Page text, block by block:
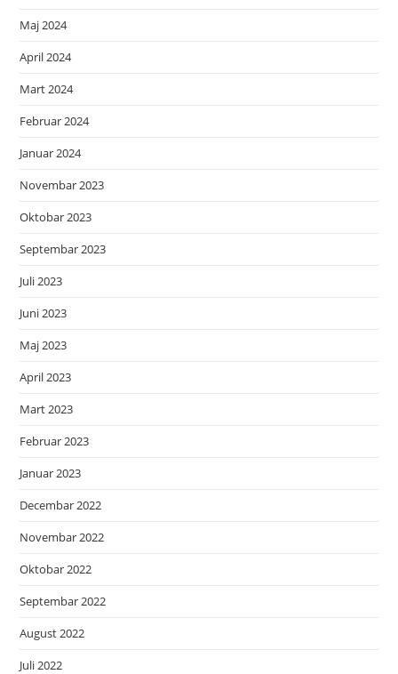
Maj 2024
April 2024
Mart 2024
Februar 2024
Januar 2024
Novembar 2023
Oktobar 2023
Septembar 2023
Juli 2023
Juni 2023
Maj 2023
April 2023
Mart 2023
Februar 2023
Januar 2023
Decembar 2022
Novembar 2022
Oktobar 2022
Septembar 2022
August 2022
Juli 2022